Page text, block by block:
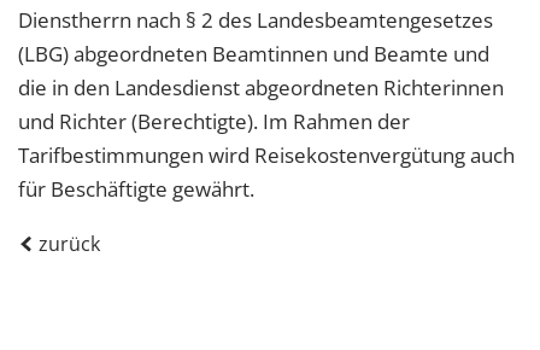
Dienstherrn nach § 2 des Landesbeamtengesetzes
(LBG) abgeordneten Beamtinnen und Beamte und
die in den Landesdienst abgeordneten Richterinnen
und Richter (Berechtigte). Im Rahmen der
Tarifbestimmungen wird Reisekostenvergütung auch
für Beschäftigte gewährt.
zurück